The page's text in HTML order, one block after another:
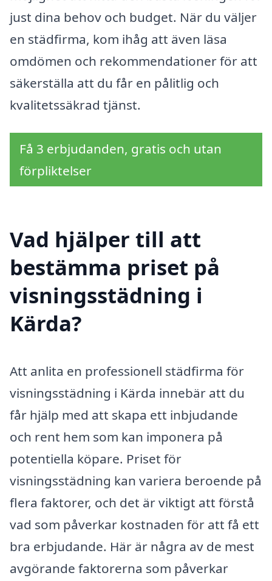
just dina behov och budget. När du väljer
en städfirma, kom ihåg att även läsa
omdömen och rekommendationer för att
säkerställa att du får en pålitlig och
kvalitetssäkrad tjänst.
Få 3 erbjudanden, gratis och utan
förpliktelser
Vad hjälper till att
bestämma priset på
visningsstädning i
Kärda?
Att anlita en professionell städfirma för
visningsstädning i Kärda innebär att du
får hjälp med att skapa ett inbjudande
och rent hem som kan imponera på
potentiella köpare. Priset för
visningsstädning kan variera beroende på
flera faktorer, och det är viktigt att förstå
vad som påverkar kostnaden för att få ett
bra erbjudande. Här är några av de mest
avgörande faktorerna som påverkar